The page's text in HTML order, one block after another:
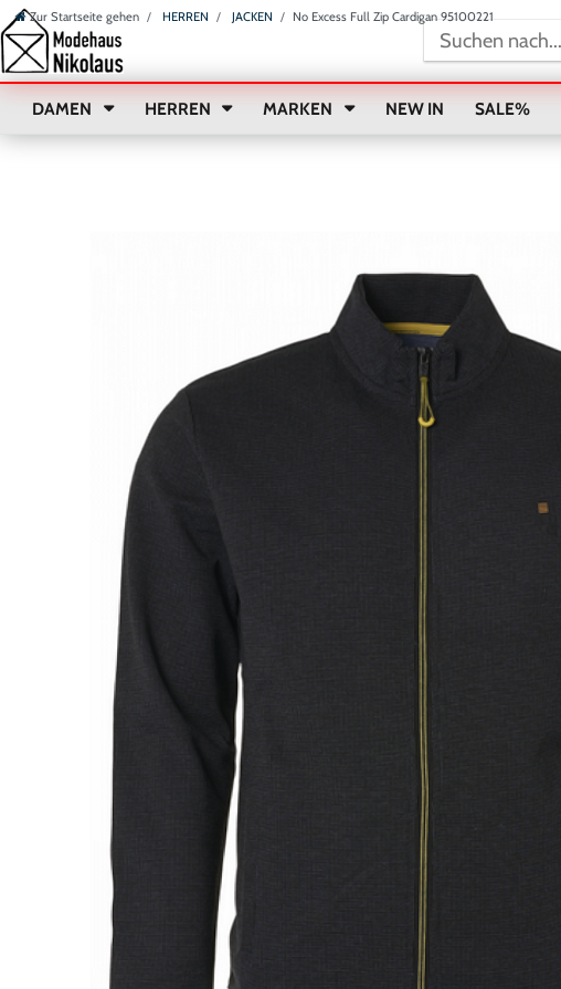
Zur Startseite gehen HERREN JACKEN No Excess Full Zip Cardigan 95100221
DAMEN HERREN MARKEN NEW IN SALE%